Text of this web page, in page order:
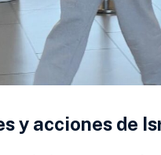
y acciones de